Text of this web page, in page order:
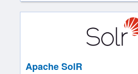
Apache SolR